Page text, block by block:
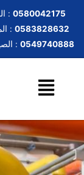
المنطقة الوسطى : 0580042175
المنطقة الشمالية : 0583828632
🛠️ الصيانة والطوارئ : 0549740888